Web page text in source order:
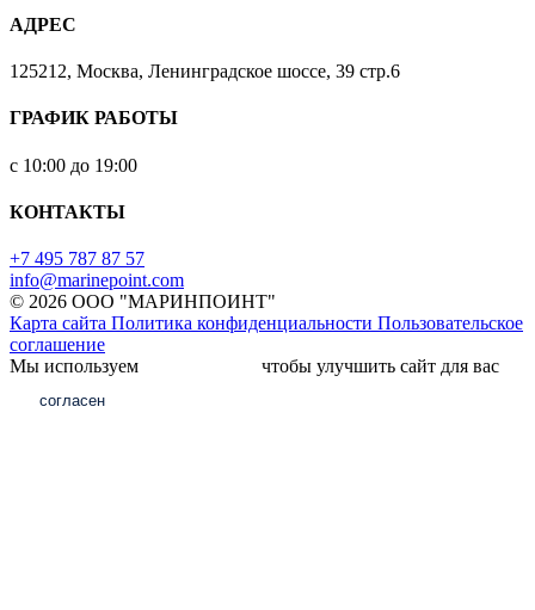
АДРЕС
125212, Москва, Ленинградское шоссе, 39 стр.6
ГРАФИК РАБОТЫ
с 10:00 до 19:00
КОНТАКТЫ
+7 495 787 87 57
info@marinepoint.com
© 2026 ООО "МАРИНПОИНТ"
Карта сайта Политика конфиденциальности Пользовательское
соглашение
Мы используем
чтобы улучшить сайт для вас
согласен